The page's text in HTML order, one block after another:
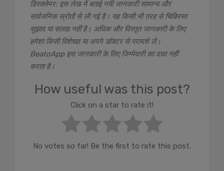
डिस्क्लेमर: इस लेख में बताई गयी जानकारी सामान्य और
सार्वजनिक स्रोतों से ली गई है। यह किसी भी तरह से चिकित्सा
सुझाव या सलाह नहीं है। अधिक और विस्तृत जानकारी के लिए
हमेशा किसी विशेषज्ञ या अपने डॉक्टर से परामर्श लें।
BeatoApp इस जानकारी के लिए जिम्मेदारी का दावा नहीं
करता है।
How useful was this post?
Click on a star to rate it!
No votes so far! Be the first to rate this post.